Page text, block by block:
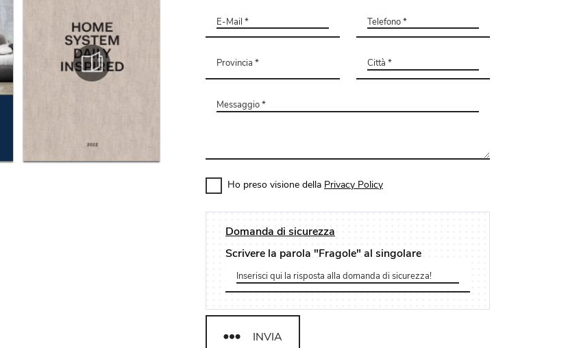
Ho preso visione della Privacy Policy
Domanda di sicurezza
Scrivere la parola "Fragole" al singolare
INVIA